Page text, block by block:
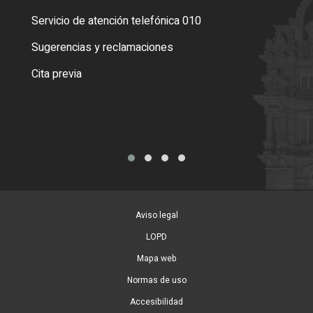
Servicio de atención telefónica 010
Sugerencias y reclamaciones
Cita previa
Aviso legal
LOPD
Mapa web
Normas de uso
Accesibilidad